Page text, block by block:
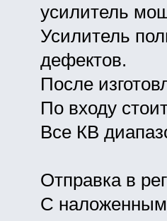
усилитель
Усилитель
дефектов.
После
По входу
Все КВ
Отправка в
С наложенным